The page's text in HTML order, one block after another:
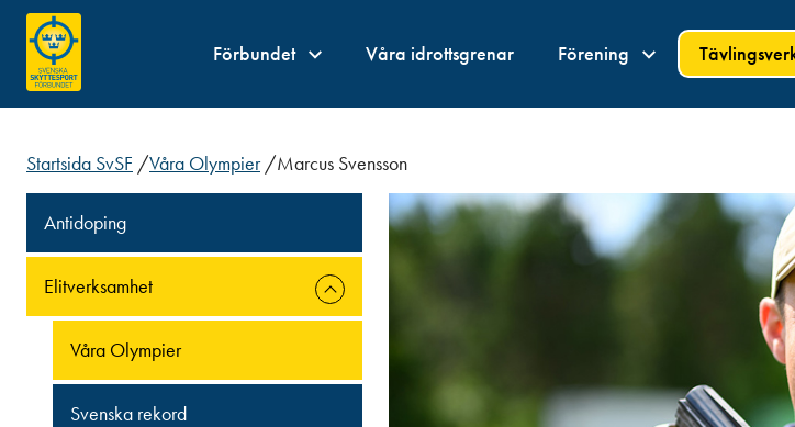
Förbundet Våra idrottsgrenar Förening
Startsida SvSF /Våra Olympier /Marcus Svensson
Antidoping
Elitverksamhet
Våra Olympier
Svenska rekord